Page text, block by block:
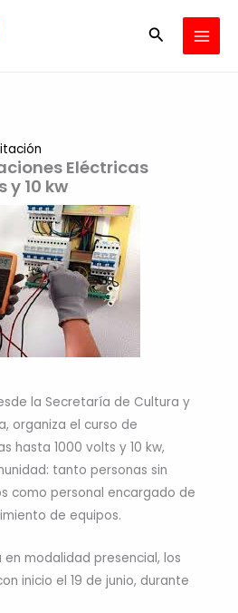
Buscar
Eléctricas
y 10 kw
la Secretaría de Cultura y
organiza el curso de
hasta 1000 volts y 10 kw,
tanto personas sin
como personal encargado de
de equipos.
modalidad presencial, los
inicio el 19 de junio, durante